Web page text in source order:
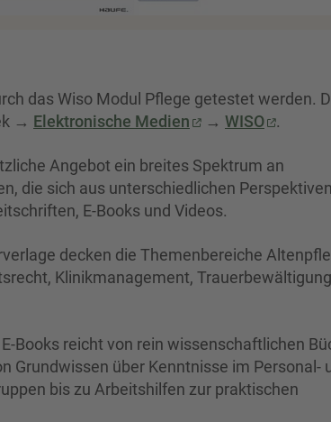
das Wiso Modul Pflege getestet werden.
→ Elektronische Medien → WISO .
Angebot ein breites Spektrum an
die sich aus unterschiedlichen
E-Books und Videos.
decken die Themenbereiche
Klinikmanagement, Trauerbewältigung
Books reicht von rein wissenschaftlichen
Grundwissen über Kenntnisse im Personal-
bis zu Arbeitshilfen zur praktischen